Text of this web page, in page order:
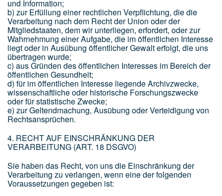
und Information;
b) zur Erfüllung einer rechtlichen Verpflichtung, die die
Verarbeitung nach dem Recht der Union oder der
Mitgliedstaaten, dem wir unterliegen, erfordert, oder zur
Wahrnehmung einer Aufgabe, die im öffentlichen Interesse
liegt oder in Ausübung öffentlicher Gewalt erfolgt, die uns
übertragen wurde;
c) aus Gründen des öffentlichen Interesses im Bereich der
öffentlichen Gesundheit;
d) für im öffentlichen Interesse liegende Archivzwecke,
wissenschaftliche oder historische Forschungszwecke
oder für statistische Zwecke;
e) zur Geltendmachung, Ausübung oder Verteidigung von
Rechtsansprüchen.
4. RECHT AUF EINSCHRÄNKUNG DER
VERARBEITUNG (ART. 18 DSGVO)
Sie haben das Recht, von uns die Einschränkung der
Verarbeitung zu verlangen, wenn eine der folgenden
Voraussetzungen gegeben ist: